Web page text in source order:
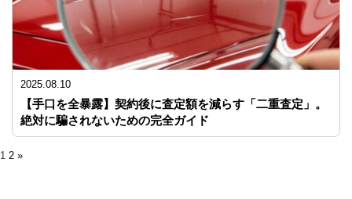
2025.08.10
【手口を全暴露】契約後に査定額を減らす「二重査定」。
絶対に騙されないための完全ガイド
投
1 2 »